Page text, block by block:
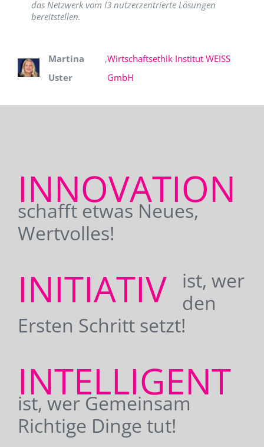
das Netzwerk vom I3 nutzerzentrierte Lösungen
bereitstellen.
Martina
Uster
,Wirtschaftsethik Institut WEISS
GmbH
INNOVATION
schafft etwas Neues,
Wertvolles!
INITIATIV
ist, wer
den
Ersten Schritt setzt!
INTELLIGENT
ist, wer Gemeinsam
Richtige Dinge tut!